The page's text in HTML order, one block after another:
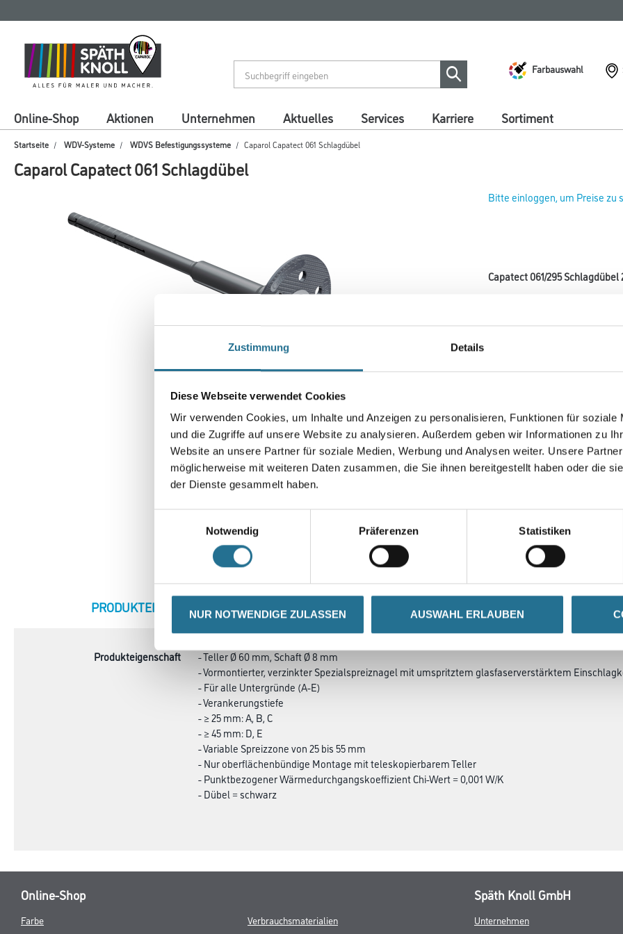
Zustimmung Details
Diese Webseite verwendet Cookies
Wir verwenden Cookies, um Inhalte und Anzeigen zu personalisieren, Funktionen für soziale
und die Zugriffe auf unsere Website zu analysieren. Außerdem geben wir Informationen zu
Website an unsere Partner für soziale Medien, Werbung und Analysen weiter. Unsere
möglicherweise mit weiteren Daten zusammen, die Sie ihnen bereitgestellt haben oder die
der Dienste gesammelt haben.
Notwendig
Präferenzen Statistiken
NUR NOTWENDIGE ZULASSEN AUSWAHL ERLAUBEN
springen
springen
Farbauswahl
Online-Shop Aktionen Unternehmen Aktuelles Services Karriere Sortiment
Startseite WDV-Systeme WDVS Befestigungssysteme Caparol Capatect 061 Schlagdübel
Caparol Capatect 061 Schlagdübel
Bitte einloggen, um Preise zu
Capatect 061/295
Bauaufsichtlich
Umrechnungsfaktoren
CURRENT
PRODUKTEIGENSCHAFTEN ZUSATZINFOS GEFAHRENHINWEISE
Produkteigenschaft
- Teller Ø 60 mm, Schaft Ø 8 mm
- Vormontierter, verzinkter Spezialspreiznagel mit umspritztem glasfaserverstärktem
- Für alle Untergründe (A-E)
- Verankerungstiefe
- ≥ 25 mm: A, B, C
- ≥ 45 mm: D, E
- Variable Spreizzone von 25 bis 55 mm
- Nur oberflächenbündige Montage mit teleskopierbarem Teller
- Punktbezogener Wärmedurchgangskoeffizient Chi-Wert = 0,001 W/K
- Dübel = schwarz
Online-Shop
Farbe
Verbrauchsmaterialien
Späth Knoll GmbH
Unternehmen